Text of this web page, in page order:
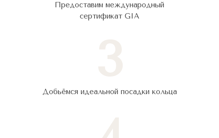
Предоставим международный
сертификат GIA
Добьёмся идеальной посадки кольца